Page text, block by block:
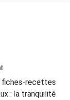
fiches-recettes
: la tranquilité